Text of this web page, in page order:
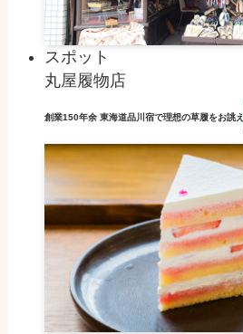
スポット
丸屋履物店
創業150年余 東海道品川宿で理想の草履をお誂え